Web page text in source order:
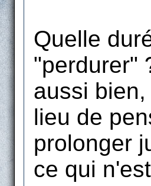
Quelle
"perdurer"
aussi
lieu de
prolonger
ce qui